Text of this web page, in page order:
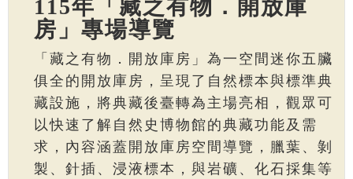
115年「藏之有物．開放庫
房」專場導覽
「藏之有物．開放庫房」為一空間迷你五臟
俱全的開放庫房，呈現了自然標本與標準典
藏設施，將典藏後臺轉為主場亮相，觀眾可
以快速了解自然史博物館的典藏功能及需
求，內容涵蓋開放庫房空間導覽，臘葉、剝
製、針插、浸液標本，與岩礦、化石採集等